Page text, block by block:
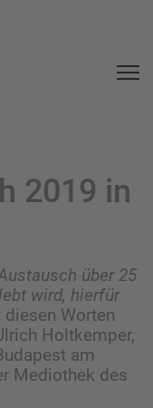
2019 in
über 25
wird, hierfür
diesen Worten
Holtkemper,
am
Mediothek des